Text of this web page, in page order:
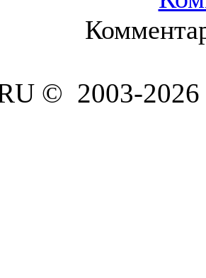
© 2003-2026